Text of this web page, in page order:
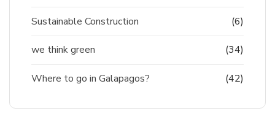
Sustainable Construction (6)
we think green (34)
Where to go in Galapagos? (42)